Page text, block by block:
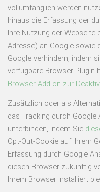
vollumfänglich werden
hinaus die Erfassung der
Ihre Nutzung der Webseite
Adresse) an Google sowie
Google verhindern, indem
verfügbare Browser-Plugin
Browser-Add-on zur
Zusätzlich oder als
das Tracking durch
unterbinden, indem Sie
Opt-Out-Cookie auf Ihrem
Erfassung durch Google
diesen Browser zukünftig
Ihrem Browser installiert